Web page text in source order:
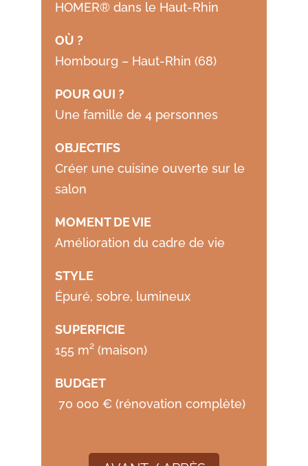
HOMER® dans le Haut-Rhin
OÙ ?
Hombourg – Haut-Rhin (68)
POUR QUI ?
Une famille de 4 personnes
OBJECTIFS
Créer une cuisine ouverte sur le
salon
MOMENT DE VIE
Amélioration du cadre de vie
STYLE
Épuré, sobre, lumineux
SUPERFICIE
155 m² (maison)
BUDGET
70 000 € (rénovation complète)